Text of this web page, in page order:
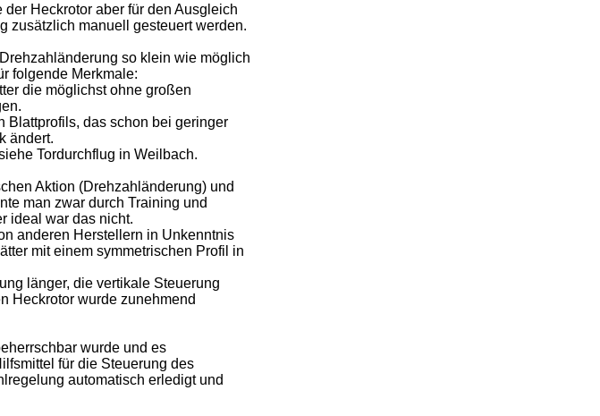
der Heckrotor aber für den Ausgleich
zusätzlich manuell gesteuert werden.
so klein wie möglich
folgende Merkmale:
die möglichst ohne großen
Blattprofils, das schon bei geringer
ändert.
Tordurchflug in Weilbach.
Aktion (Drehzahländerung) und
man zwar durch Training und
ideal war das nicht.
anderen Herstellern in Unkenntnis
mit einem symmetrischen Profil in
länger, die vertikale Steuerung
Heckrotor wurde zunehmend
wurde und es
für die Steuerung des
automatisch erledigt und